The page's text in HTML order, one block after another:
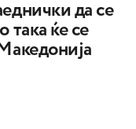
да се
така ќе се